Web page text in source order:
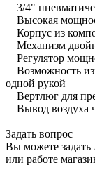
3/4"
Высокая
Корпус из
Механизм
Регулятор
Возможность
одной рукой
Вертлюг для
Вывод воздуха
Задать вопрос
Вы можете
или работе